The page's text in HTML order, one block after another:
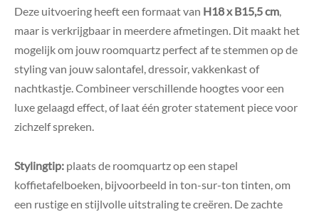
Deze uitvoering heeft een formaat van H18 x B15,5 cm,
maar is verkrijgbaar in meerdere afmetingen. Dit maakt het
mogelijk om jouw roomquartz perfect af te stemmen op de
styling van jouw salontafel, dressoir, vakkenkast of
nachtkastje. Combineer verschillende hoogtes voor een
luxe gelaagd effect, of laat één groter statement piece voor
zichzelf spreken.
Stylingtip: plaats de roomquartz op een stapel
koffietafelboeken, bijvoorbeeld in ton-sur-ton tinten, om
een rustige en stijlvolle uitstraling te creëren. De zachte